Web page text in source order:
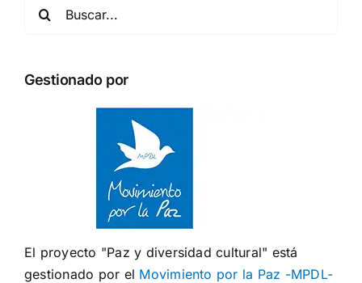
Gestionado por
El proyecto "Paz y diversidad cultural" está
gestionado por el Movimiento por la Paz -MPDL-